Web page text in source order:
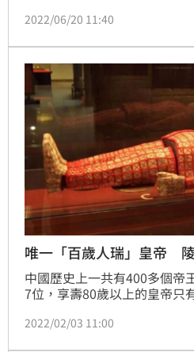
2022/06/20 11:40
唯一「百歲人瑞」皇帝
中國歷史上一共有400多個帝
7位，享壽80歲以上的皇帝只
於他死後的墓葬到底在哪裡？
2022/02/03 11:00